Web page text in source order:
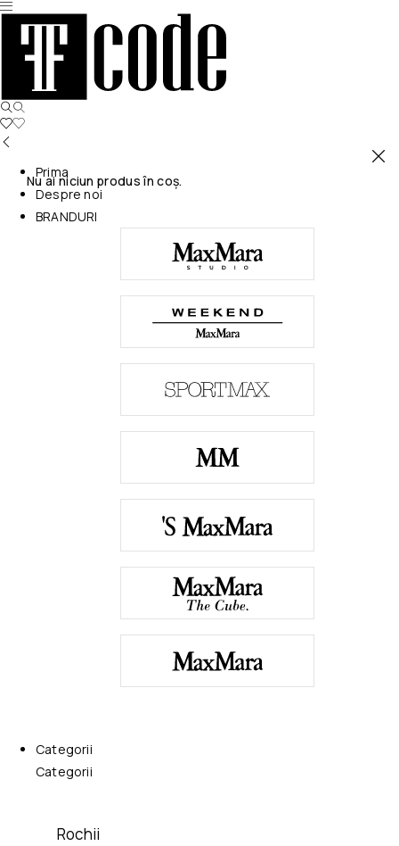
Nu ai niciun produs în coș.
Prima
Despre noi
BRANDURI
Categorii
Categorii
Rochii